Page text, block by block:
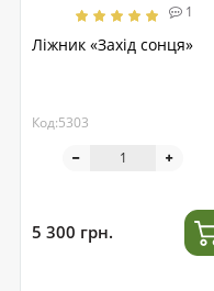
1
Ліжник «Захід сонця»
Код:5303
5 300 грн.